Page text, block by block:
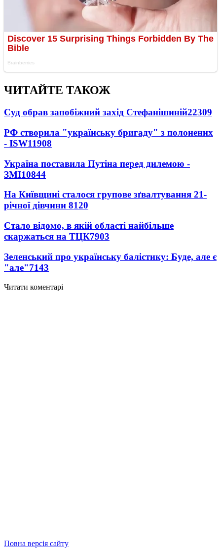
ЧИТАЙТЕ ТАКОЖ
Суд обрав запобіжний захід Стефанішиній22309
РФ створила "українську бригаду" з полонених
- ISW11908
Україна поставила Путіна перед дилемою -
ЗМІ10844
На Київщині сталося групове зґвалтування 21-
річної дівчини 8120
Стало відомо, в якій області найбільше
скаржаться на ТЦК7903
Зеленський про українську балістику: Буде, але є
"але"7143
Читати коментарі
Повна версія сайту